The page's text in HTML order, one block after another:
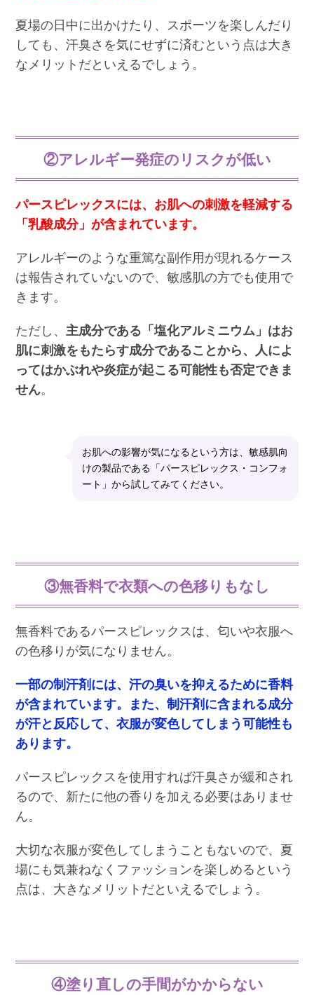
夏場の日中に出かけたり、スポーツを楽しんだり
しても、汗臭さを気にせずに済むという点は大き
なメリットだといえるでしょう。
②アレルギー発症のリスクが低い
パースピレックスには、お肌への刺激を軽減する
「乳酸成分」が含まれています。
アレルギーのような重篤な副作用が現れるケース
は報告されていないので、敏感肌の方でも使用で
きます。
ただし、 主成分である「塩化アルミニウム」はお
肌に刺激をもたらす成分であることから、人によ
ってはかぶれや炎症が起こる可能性も否定できま
せん。
お肌への影響が気になるという方は、敏感肌向
けの製品である「パースピレックス・コンフォ
ート」から試してみてください。
③無香料で衣類への色移りもなし
無香料であるパースピレックスは、匂いや衣服へ
の色移りが気になりません。
一部の制汗剤には、汗の臭いを抑えるために香料
が含まれています。また、制汗剤に含まれる成分
が汗と反応して、衣服が変色してしまう可能性も
あります。
パースピレックスを使用すれば汗臭さが緩和され
るので、新たに他の香りを加える必要はありませ
ん。
大切な衣服が変色してしまうこともないので、夏
場にも気兼ねなくファッションを楽しめるという
点は、大きなメリットだといえるでしょう。
④塗り直しの手間がかからない